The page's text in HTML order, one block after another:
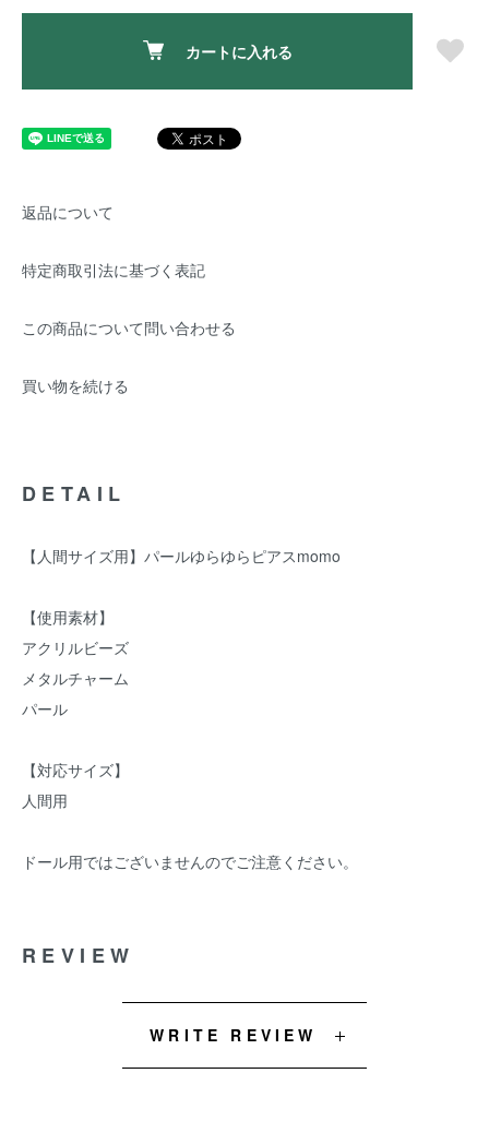
カートに入れる
返品について
特定商取引法に基づく表記
この商品について問い合わせる
買い物を続ける
DETAIL
【人間サイズ用】パールゆらゆらピアスmomo
【使用素材】
アクリルビーズ
メタルチャーム
パール
【対応サイズ】
人間用
ドール用ではございませんのでご注意ください。
REVIEW
WRITE REVIEW